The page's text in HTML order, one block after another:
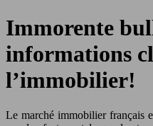
Immorente
informations
l’immobilier!
Le marché immobilier français